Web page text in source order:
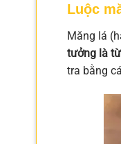
Luộc
Măng lá
tưởng là
tra bằng